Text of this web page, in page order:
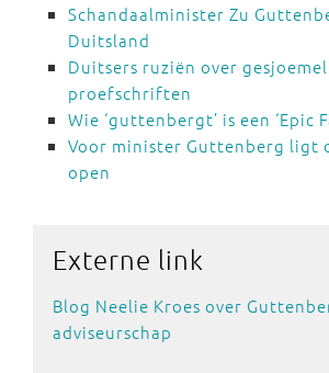
Schandaalminister Zu
Duitsland
Duitsers ruziën over
proefschriften
Wie ‘guttenbergt’ is een ‘Epic
Voor minister Guttenberg ligt
open
Externe link
Blog Neelie Kroes over
adviseurschap